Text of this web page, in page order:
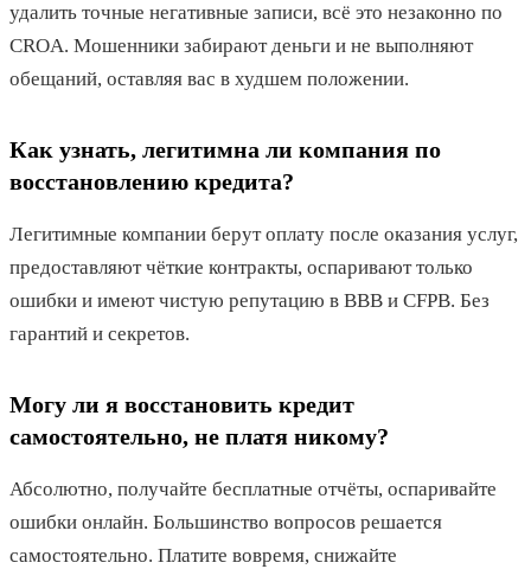
удалить точные негативные записи, всё это незаконно по
CROA. Мошенники забирают деньги и не выполняют
обещаний, оставляя вас в худшем положении.
Как узнать, легитимна ли компания по
восстановлению кредита?
Легитимные компании берут оплату после оказания услуг,
предоставляют чёткие контракты, оспаривают только
ошибки и имеют чистую репутацию в BBB и CFPB. Без
гарантий и секретов.
Могу ли я восстановить кредит
самостоятельно, не платя никому?
Абсолютно, получайте бесплатные отчёты, оспаривайте
ошибки онлайн. Большинство вопросов решается
самостоятельно. Платите вовремя, снижайте